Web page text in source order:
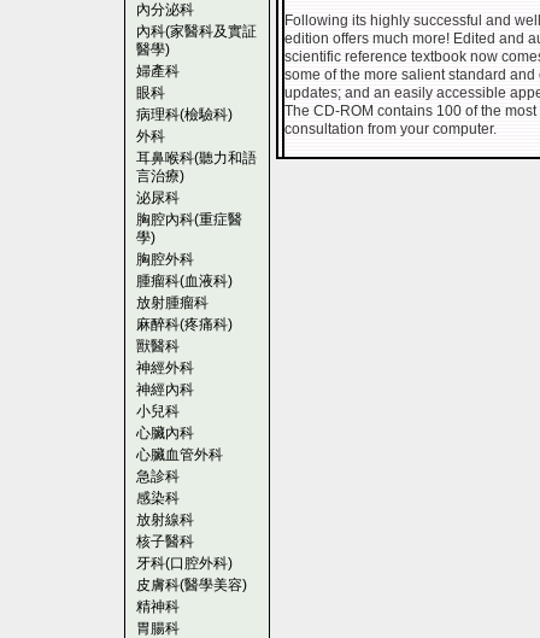
內分泌科
內科(家醫科及實証
醫學)
婦產科
眼科
病理科(檢驗科)
外科
耳鼻喉科(聽力和語
言治療)
泌尿科
胸腔內科(重症醫
學)
胸腔外科
腫瘤科(血液科)
放射腫瘤科
麻醉科(疼痛科)
獸醫科
神經外科
神經內科
小兒科
心臟內科
心臟血管外科
急診科
感染科
放射線科
核子醫科
牙科(口腔外科)
皮膚科(醫學美容)
精神科
胃腸科
Following its highly successful and
edition offers much more! Edited and
scientific reference textbook now
some of the more salient standard
updates; and an easily accessible
The CD-ROM contains 100 of the
consultation from your computer.